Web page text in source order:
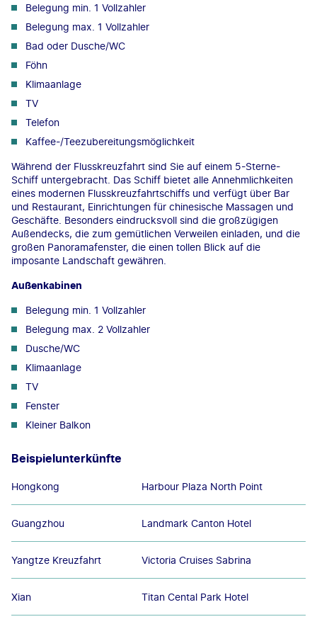
Belegung min. 1 Vollzahler
Belegung max. 1 Vollzahler
Bad oder Dusche/WC
Föhn
Klimaanlage
TV
Telefon
Kaffee-/Teezubereitungsmöglichkeit
Während der Flusskreuzfahrt sind Sie auf einem 5-Sterne-
Schiff untergebracht. Das Schiff bietet alle Annehmlichkeiten
eines modernen Flusskreuzfahrtschiffs und verfügt über Bar
und Restaurant, Einrichtungen für chinesische Massagen und
Geschäfte. Besonders eindrucksvoll sind die großzügigen
Außendecks, die zum gemütlichen Verweilen einladen, und die
großen Panoramafenster, die einen tollen Blick auf die
imposante Landschaft gewähren.
Außenkabinen
Belegung min. 1 Vollzahler
Belegung max. 2 Vollzahler
Dusche/WC
Klimaanlage
TV
Fenster
Kleiner Balkon
Beispielunterkünfte
Hongkong Harbour Plaza North Point
Guangzhou Landmark Canton Hotel
Yangtze Kreuzfahrt Victoria Cruises Sabrina
Xian Titan Cental Park Hotel